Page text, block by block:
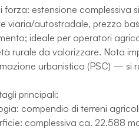
forza: estensione
viaria/autostradale, prezzo
ideale per operatori
rurale da valorizzare. Nota
urbanistica (PSC) — si
principali:
compendio di terreni
complessiva ca. 22.588